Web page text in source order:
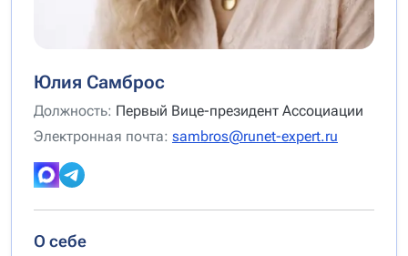
Юлия Самброс
Должность: Первый Вице-президент Ассоциации
Электронная почта: sambros@runet-expert.ru
О себе